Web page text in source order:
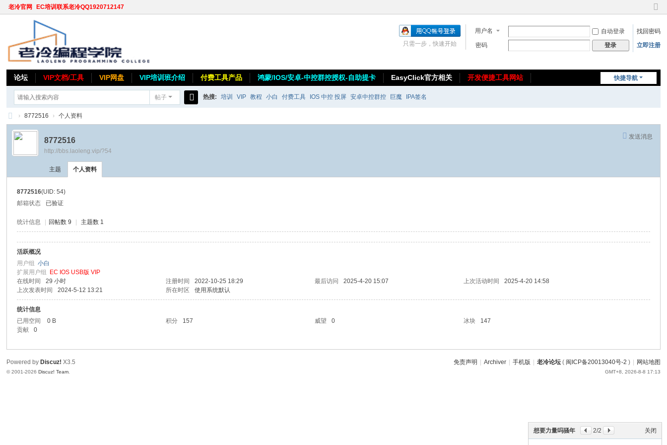
老冷官网 EC培训联系老冷QQ1920712147
切
到
窄
用户名 自动登录
找回密码
密码
登录 立即注册
只需一步，快速开始
快捷导航
论坛 VIP文档/工具 VIP网盘 VIP培训班介绍 付费工具产品 鸿蒙/IOS/安卓-中控群控授权-自助提卡 EasyClick官方相关
开发便捷工具网站
帖子
索
热搜: 培训 VIP 教程 小白 付费工具 IOS 中控 投屏 安卓中控群控 巨魔 IPA签名
老
› 8772516 › 个人资料
发送消息
8772516
http://bbs.laoleng.vip/?54
主题 个人资料
8772516(UID: 54)
邮箱状态
已验证
统计信息 回帖数 9 主题数 1
活跃概况
用户组小白
扩展用户组
EC IOS USB版 VIP
在线时间
29 小时 注册时间 2022-10-25 18:29 最后访问 2025-4-20 15:07 上次活动时间
2025-4-20 14:58
上次发表时间
2024-5-12 13:21 所在时区 使用系统默认
统计信息
已用空间
0 B 积分 157 威望 0 冰块
147
贡献
0
关闭
想要力量吗骚年 2/2
免责声明 Archiver 手机版 老冷论坛( 闽ICP备20013040号-2 ) 网站地图
GMT+8, 2026-8-8 17:13
Powered by Discuz! X3.5
© 2001-2026Discuz! Team